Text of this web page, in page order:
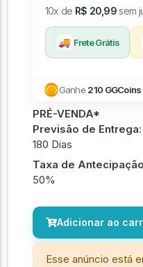
10x de R$ 20,99sem
🚚 Frete Grátis
Ganhe 210 GGCoins
PRÉ-VENDA*
Previsão de Entrega:
180 Dias
Taxa de
50%
Adicionar ao
Esse anúncio está